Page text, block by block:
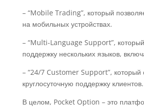
– “Mobile Trading”, который
на мобильных устройствах.
– “Multi-Language Support”,
поддержку нескольких языков,
– “24/7 Customer Support”, который
круглосуточную поддержку клиентов.
В целом, Pocket Option – это